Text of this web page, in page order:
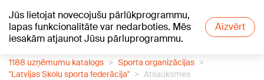
Jūs lietojat novecojušu pārlūkprogrammu,
lapas funkcionalitāte var nedarboties. Mēs
iesakām atjaunot Jūsu pārluprogrammu.
Aizvērt
+21°C
1188 uzņēmumu katalogs
Sporta organizācijas
"Latvijas Skolu sporta federācija"
Atsauksmes